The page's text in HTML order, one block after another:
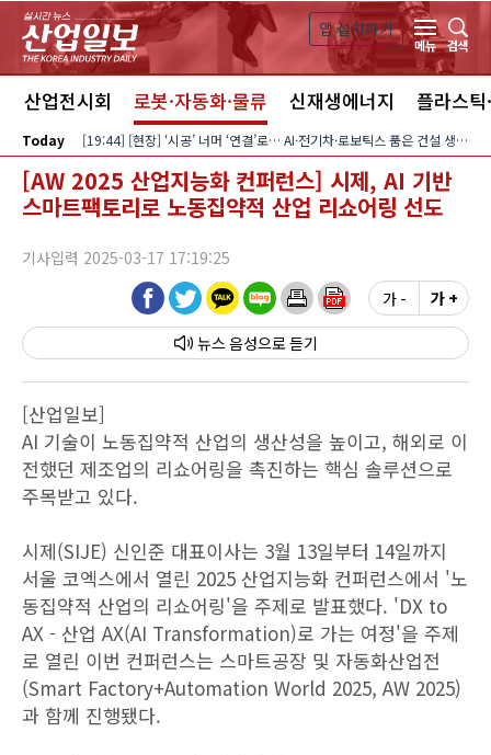
본문 바로가기
앱 설치하기
메뉴
검색
산업전시회 로봇·자동화·물류 신재생에너지 플라스틱
Today [19:44] [현장] ‘시공’ 너머 ‘연결’로… AI·전기차·로보틱스 품은 건설 생태계
[AW 2025 산업지능화 컨퍼런스] 시제, AI 기반
스마트팩토리로 노동집약적 산업 리쇼어링 선도
기사입력 2025-03-17 17:19:25
뉴스 음성
가 - 가 +
[산업일보]
AI 기술이 노동집약적 산업의 생산성을 높이고, 해외로 이
전했던 제조업의 리쇼어링을 촉진하는 핵심 솔루션으로
주목받고 있다.
시제(SIJE) 신인준 대표이사는 3월 13일부터 14일까지
서울 코엑스에서 열린 2025 산업지능화 컨퍼런스에서 '노
동집약적 산업의 리쇼어링'을 주제로 발표했다. 'DX to
AX - 산업 AX(AI Transformation)로 가는 여정'을 주제
로 열린 이번 컨퍼런스는 스마트공장 및 자동화산업전
(Smart Factory+Automation World 2025, AW 2025)
과 함께 진행됐다.